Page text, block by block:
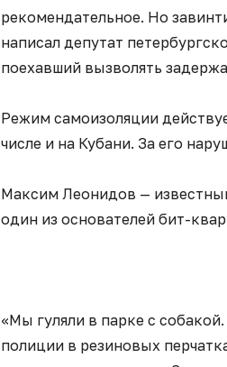
рекомендательное. Но
написал депутат
поехавший вызволять
Режим самоизоляции
числе и на Кубани. За его
Максим Леонидов —
один из основателей бит-
«Мы гуляли в парке с
полиции в резиновых